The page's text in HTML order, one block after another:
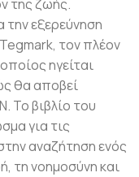
της ζωής.
την εξερεύνηση
τον πλέον
ηγείται
θα αποβεί
Το βιβλίο του
για τις
αναζήτηση ενός
τη νοημοσύνη και